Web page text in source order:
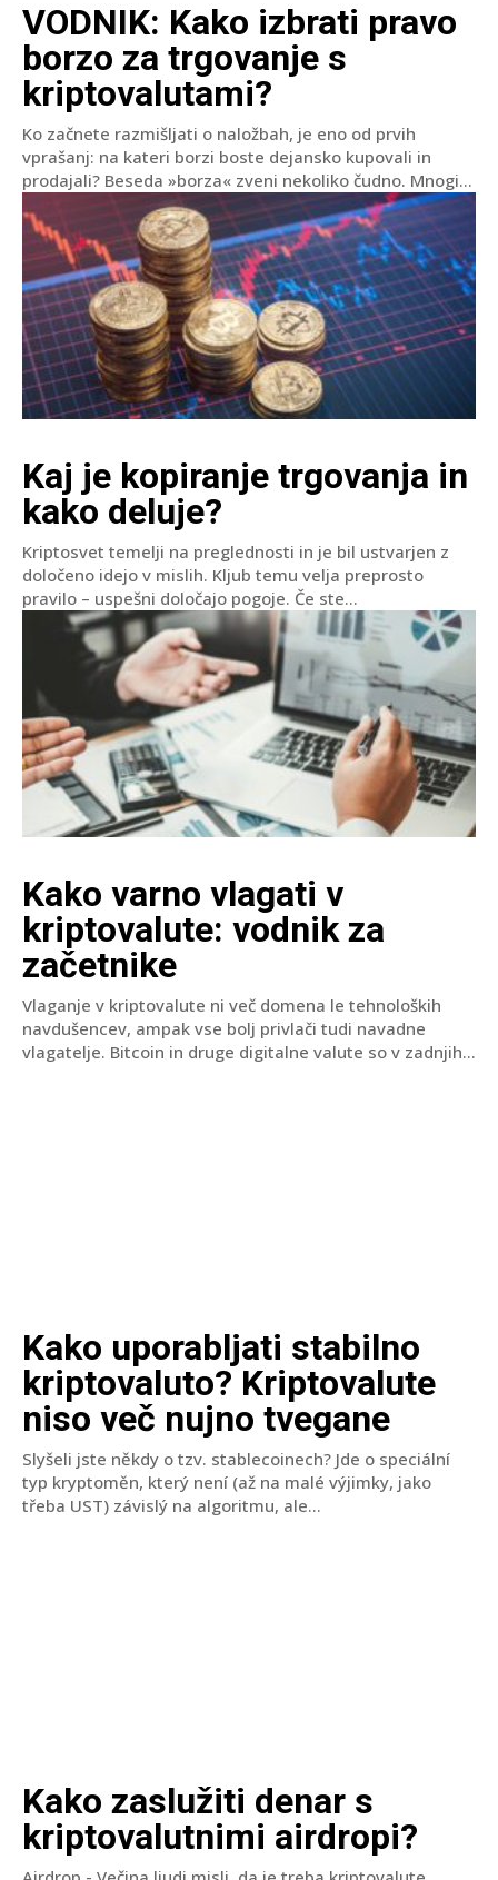
VODNIK: Kako izbrati pravo
borzo za trgovanje s
kriptovalutami?
Ko začnete razmišljati o naložbah, je eno od prvih
vprašanj: na kateri borzi boste dejansko kupovali in
prodajali? Beseda »borza« zveni nekoliko čudno. Mnogi...
Kaj je kopiranje trgovanja in
kako deluje?
Kriptosvet temelji na preglednosti in je bil ustvarjen z
določeno idejo v mislih. Kljub temu velja preprosto
pravilo – uspešni določajo pogoje. Če ste...
Kako varno vlagati v
kriptovalute: vodnik za
začetnike
Vlaganje v kriptovalute ni več domena le tehnoloških
navdušencev, ampak vse bolj privlači tudi navadne
vlagatelje. Bitcoin in druge digitalne valute so v zadnjih...
Kako uporabljati stabilno
kriptovaluto? Kriptovalute
niso več nujno tvegane
Slyšeli jste někdy o tzv. stablecoinech? Jde o speciální
typ kryptoměn, který není (až na malé výjimky, jako
třeba UST) závislý na algoritmu, ale...
Kako zaslužiti denar s
kriptovalutnimi airdropi?